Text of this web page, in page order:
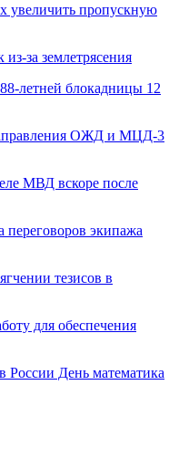
увеличить пропускную
за землетрясения
летней блокадницы 12
ОЖД и МЦД-3
МВД вскоре после
экипажа
тезисов в
для обеспечения
России День математика